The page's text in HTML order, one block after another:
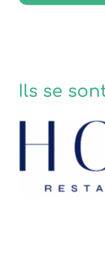
Ils se